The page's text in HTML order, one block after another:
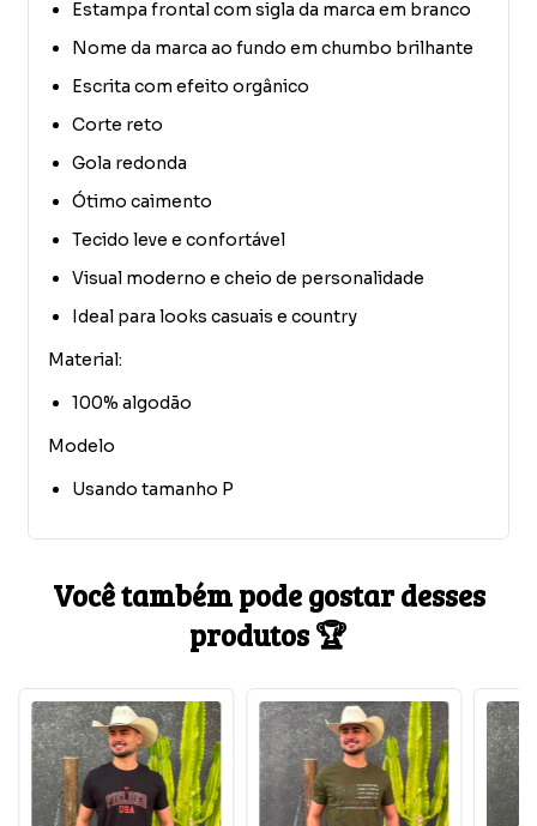
Estampa frontal com sigla da marca em branco
Nome da marca ao fundo em chumbo brilhante
Escrita com efeito orgânico
Corte reto
Gola redonda
Ótimo caimento
Tecido leve e confortável
Visual moderno e cheio de personalidade
Ideal para looks casuais e country
Material:
100% algodão
Modelo
Usando tamanho P
Você também pode gostar desses
produtos 🏆